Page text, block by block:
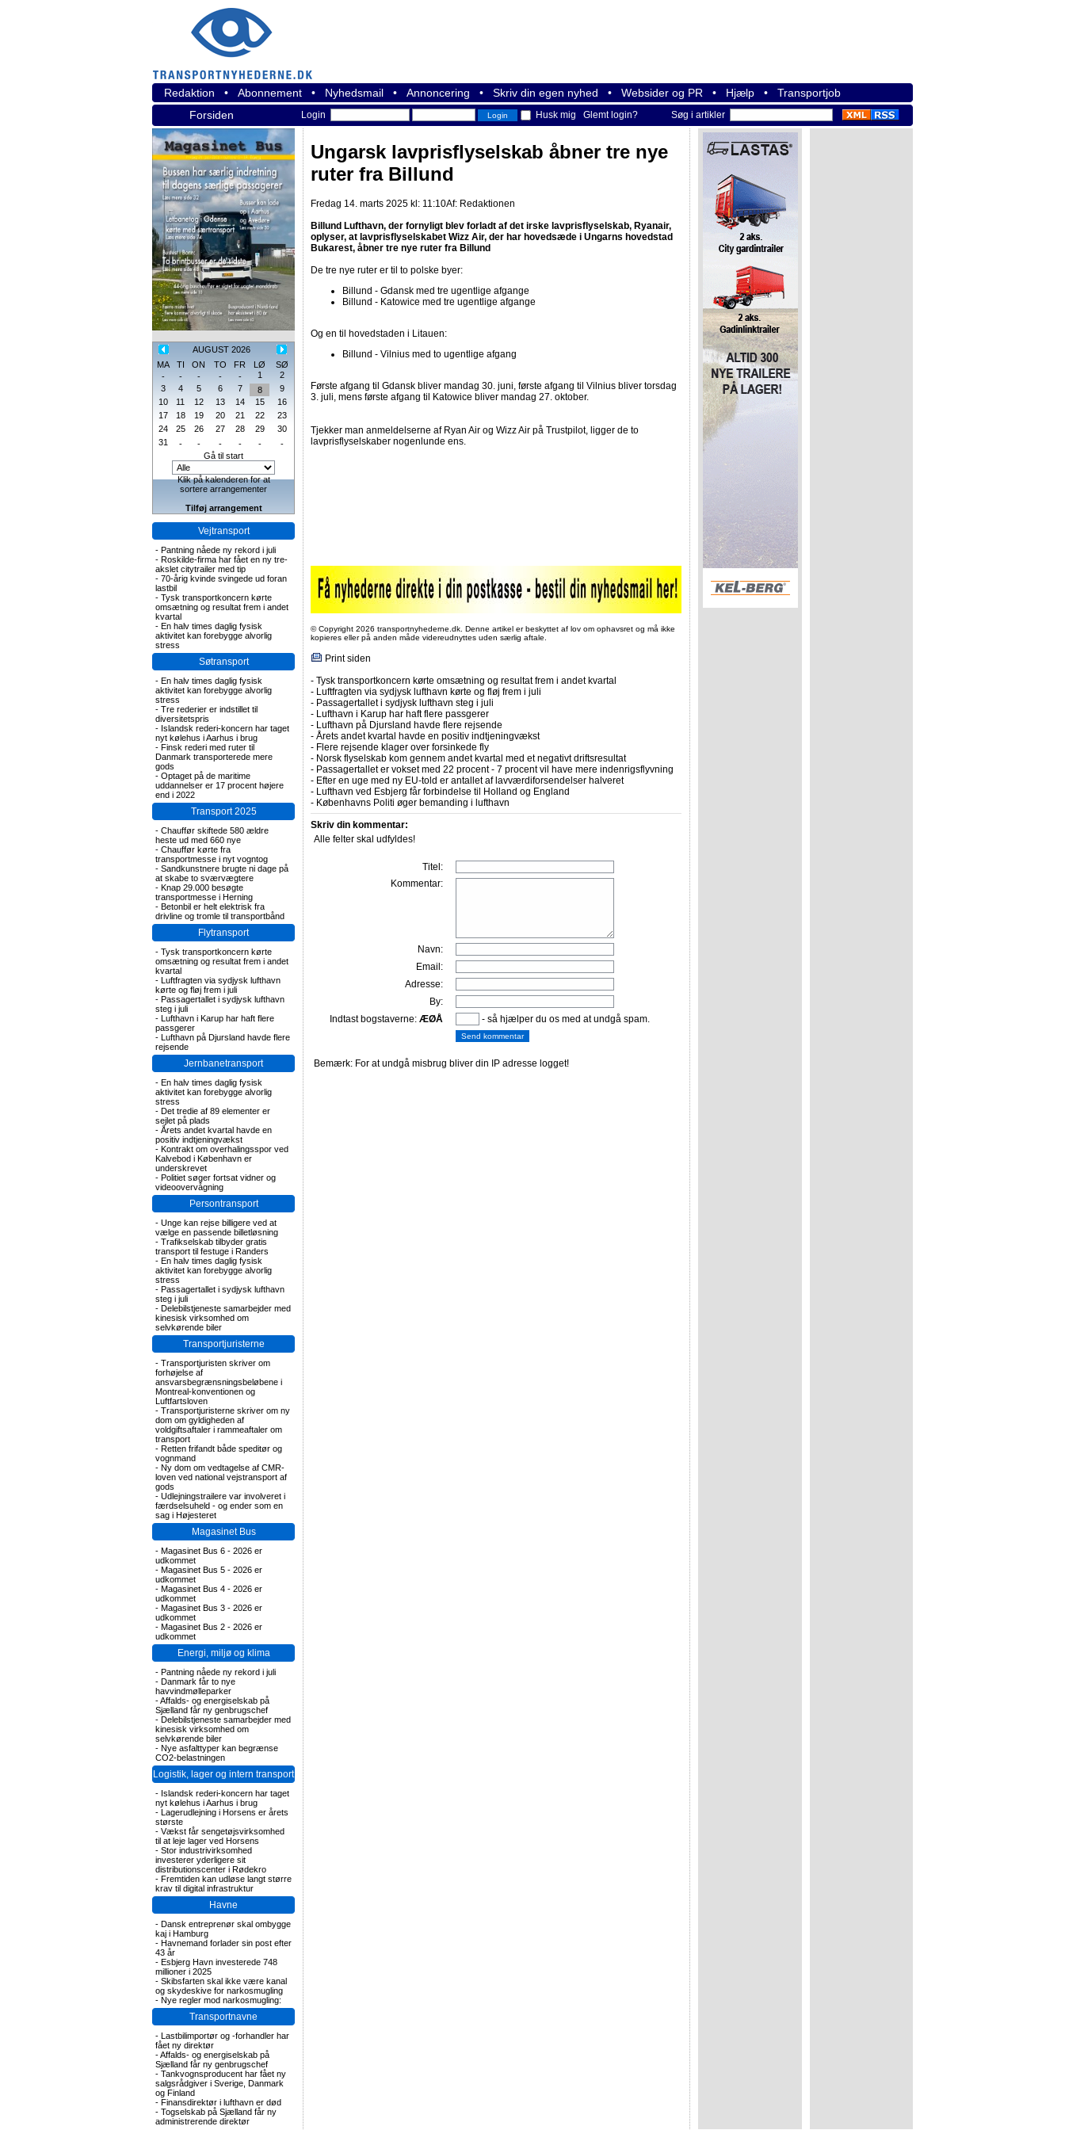
Redaktion • Abonnement • Nyhedsmail • Annoncering • Skriv din egen nyhed • Websider og PR • Hjælp • Transportjob
Forsiden
Login Husk mig Glemt login? Søg i artikler
AUGUST 2026
MA
TI ON TO FR LØ
SØ
-
- - - - 1
2
3
4 5 6 7 8
9
10
11 12 13 14 15
16
17
18 19 20 21 22
23
24
25 26 27 28 29
30
31
- - - - -
-
Gå til start
Klik på kalenderen for at
sortere arrangementer
Tilføj arrangement
Vejtransport
- Pantning nåede ny rekord i juli
- Roskilde-firma har fået en ny tre-
akslet citytrailer med tip
- 70-årig kvinde svingede ud foran
lastbil
- Tysk transportkoncern kørte
omsætning og resultat frem i andet
kvartal
- En halv times daglig fysisk
aktivitet kan forebygge alvorlig
stress
Søtransport
- En halv times daglig fysisk
aktivitet kan forebygge alvorlig
stress
- Tre rederier er indstillet til
diversitetspris
- Islandsk rederi-koncern har taget
nyt kølehus i Aarhus i brug
- Finsk rederi med ruter til
Danmark transporterede mere
gods
- Optaget på de maritime
uddannelser er 17 procent højere
end i 2022
Transport 2025
- Chauffør skiftede 580 ældre
heste ud med 660 nye
- Chauffør kørte fra
transportmesse i nyt vogntog
- Sandkunstnere brugte ni dage på
at skabe to sværvægtere
- Knap 29.000 besøgte
transportmesse i Herning
- Betonbil er helt elektrisk fra
drivline og tromle til transportbånd
Flytransport
- Tysk transportkoncern kørte
omsætning og resultat frem i andet
kvartal
- Luftfragten via sydjysk lufthavn
kørte og fløj frem i juli
- Passagertallet i sydjysk lufthavn
steg i juli
- Lufthavn i Karup har haft flere
passgerer
- Lufthavn på Djursland havde flere
rejsende
Jernbanetransport
- En halv times daglig fysisk
aktivitet kan forebygge alvorlig
stress
- Det tredie af 89 elementer er
sejlet på plads
- Årets andet kvartal havde en
positiv indtjeningvækst
- Kontrakt om overhalingsspor ved
Kalvebod i København er
underskrevet
- Politiet søger fortsat vidner og
videoovervågning
Persontransport
- Unge kan rejse billigere ved at
vælge en passende billetløsning
- Trafikselskab tilbyder gratis
transport til festuge i Randers
- En halv times daglig fysisk
aktivitet kan forebygge alvorlig
stress
- Passagertallet i sydjysk lufthavn
steg i juli
- Delebilstjeneste samarbejder med
kinesisk virksomhed om
selvkørende biler
Transportjuristerne
- Transportjuristen skriver om
forhøjelse af
ansvarsbegrænsningsbeløbene i
Montreal-konventionen og
Luftfartsloven
- Transportjuristerne skriver om ny
dom om gyldigheden af
voldgiftsaftaler i rammeaftaler om
transport
- Retten frifandt både speditør og
vognmand
- Ny dom om vedtagelse af CMR-
loven ved national vejstransport af
gods
- Udlejningstrailere var involveret i
færdselsuheld - og ender som en
sag i Højesteret
Magasinet Bus
- Magasinet Bus 6 - 2026 er
udkommet
- Magasinet Bus 5 - 2026 er
udkommet
- Magasinet Bus 4 - 2026 er
udkommet
- Magasinet Bus 3 - 2026 er
udkommet
- Magasinet Bus 2 - 2026 er
udkommet
Energi, miljø og klima
- Pantning nåede ny rekord i juli
- Danmark får to nye
havvindmølleparker
-Affalds- og energiselskab på
Sjælland får ny genbrugschef
- Delebilstjeneste samarbejder med
kinesisk virksomhed om
selvkørende biler
- Nye asfalttyper kan begrænse
CO2-belastningen
Logistik, lager og intern transport
- Islandsk rederi-koncern har taget
nyt kølehus i Aarhus i brug
- Lagerudlejning i Horsens er årets
største
- Vækst får sengetøjsvirksomhed
til at leje lager ved Horsens
- Stor industrivirksomhed
investerer yderligere sit
distributionscenter i Rødekro
- Fremtiden kan udløse langt større
krav til digital infrastruktur
Havne
- Dansk entreprenør skal ombygge
kaj i Hamburg
- Havnemand forlader sin post efter
43 år
- Esbjerg Havn investerede 748
millioner i 2025
- Skibsfarten skal ikke være kanal
og skydeskive for narkosmugling
- Nye regler mod narkosmugling:
Transportnavne
- Lastbilimportør og -forhandler har
fået ny direktør
-Affalds- og energiselskab på
Sjælland får ny genbrugschef
- Tankvognsproducent har fået ny
salgsrådgiver i Sverige, Danmark
og Finland
- Finansdirektør i lufthavn er død
- Togselskab på Sjælland får ny
administrerende direktør
Ungarsk lavprisflyselskab åbner tre nye
ruter fra Billund
Fredag 14. marts 2025 kl: 11:10Af: Redaktionen
Billund Lufthavn, der fornyligt blev forladt af det irske lavprisflyselskab, Ryanair,
oplyser, at lavprisflyselskabet Wizz Air, der har hovedsæde i Ungarns hovedstad
Bukarest, åbner tre nye ruter fra Billund
De tre nye ruter er til to polske byer:
Billund - Gdansk med tre ugentlige afgange
Billund - Katowice med tre ugentlige afgange
Og en til hovedstaden i Litauen:
Billund - Vilnius med to ugentlige afgang
Første afgang til Gdansk bliver mandag 30. juni, første afgang til Vilnius bliver torsdag
3. juli, mens første afgang til Katowice bliver mandag 27. oktober.
Tjekker man anmeldelserne af Ryan Air og Wizz Air på Trustpilot, ligger de to
lavprisflyselskaber nogenlunde ens.
© Copyright 2026 transportnyhederne.dk. Denne artikel er beskyttet af lov om ophavsret og må ikke
kopieres eller på anden måde videreudnyttes uden særlig aftale.
Print siden
- Tysk transportkoncern kørte omsætning og resultat frem i andet kvartal
- Luftfragten via sydjysk lufthavn kørte og fløj frem i juli
- Passagertallet i sydjysk lufthavn steg i juli
- Lufthavn i Karup har haft flere passgerer
- Lufthavn på Djursland havde flere rejsende
- Årets andet kvartal havde en positiv indtjeningvækst
- Flere rejsende klager over forsinkede fly
- Norsk flyselskab kom gennem andet kvartal med et negativt driftsresultat
- Passagertallet er vokset med 22 procent - 7 procent vil have mere indenrigsflyvning
- Efter en uge med ny EU-told er antallet af lavværdiforsendelser halveret
- Lufthavn ved Esbjerg får forbindelse til Holland og England
- Københavns Politi øger bemanding i lufthavn
Skriv din kommentar:
Alle felter skal udfyldes!
Titel:
Kommentar:
Navn:
Email:
Adresse:
By:
Indtast bogstaverne: ÆØÅ - så hjælper du os med at undgå spam.
Bemærk: For at undgå misbrug bliver din IP adresse logget!